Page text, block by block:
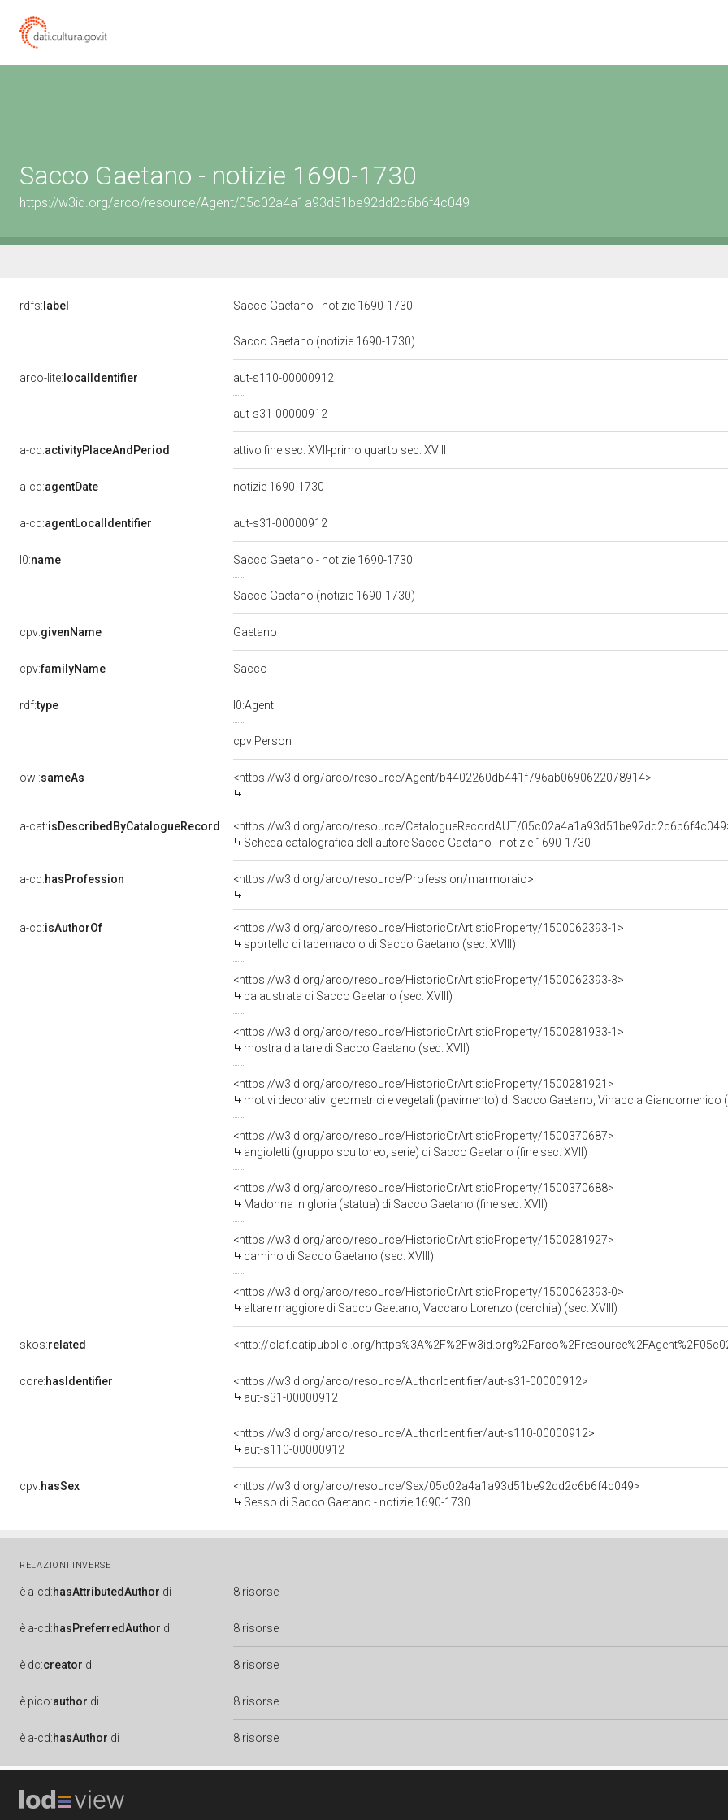
Sacco Gaetano - notizie 1690-1730
https://w3id.org/arco/resource/Agent/05c02a4a1a93d51be92dd2c6b6f4c049
rdfs: label Sacco Gaetano - notizie 1690-1730
Sacco Gaetano (notizie 1690-1730)
arco-lite: localIdentifier aut-s110-00000912
aut-s31-00000912
a-cd:activityPlaceAndPeriod attivo fine sec. XVII-primo quarto sec. XVIII
a-cd:agentDate notizie 1690-1730
a-cd:agentLocalIdentifier aut-s31-00000912
l0:name Sacco Gaetano - notizie 1690-1730
Sacco Gaetano (notizie 1690-1730)
cpv:givenName Gaetano
cpv:familyName Sacco
rdf:type l0:Agent
cpv:Person
owl:sameAs <https://w3id.org/arco/resource/Agent/b4402260db441f796ab0690622078914>
a-cat:isDescribedByCatalogueRecord
<https://w3id.org/arco/resource/CatalogueRecordAUT/
Scheda catalografica dell autore Sacco Gaetano - notizie 1690-1730
a-cd:hasProfession <https://w3id.org/arco/resource/Profession/marmoraio>
a-cd:isAuthorOf
<https://w3id.org/arco/resource/HistoricOrArtisticProperty/1500062393-1>
sportello di tabernacolo di Sacco Gaetano (sec. XVIII)
<https://w3id.org/arco/resource/HistoricOrArtisticProperty/1500062393-3>
balaustrata di Sacco Gaetano (sec. XVIII)
<https://w3id.org/arco/resource/HistoricOrArtisticProperty/1500281933-1>
mostra d'altare di Sacco Gaetano (sec. XVII)
<https://w3id.org/arco/resource/HistoricOrArtisticProperty/1500281921>
motivi decorativi geometrici e vegetali (pavimento) di Sacco Gaetano, Vinaccia Giandomenico
<https://w3id.org/arco/resource/HistoricOrArtisticProperty/1500370687>
angioletti (gruppo scultoreo, serie) di Sacco Gaetano (fine sec. XVII)
<https://w3id.org/arco/resource/HistoricOrArtisticProperty/1500370688>
Madonna in gloria (statua) di Sacco Gaetano (fine sec. XVII)
<https://w3id.org/arco/resource/HistoricOrArtisticProperty/1500281927>
camino di Sacco Gaetano (sec. XVIII)
<https://w3id.org/arco/resource/HistoricOrArtisticProperty/1500062393-0>
altare maggiore di Sacco Gaetano, Vaccaro Lorenzo (cerchia) (sec. XVIII)
skos:related
core:hasIdentifier
<https://w3id.org/arco/resource/AuthorIdentifier/aut-s31-00000912>
aut-s31-00000912
<https://w3id.org/arco/resource/AuthorIdentifier/aut-s110-00000912>
aut-s110-00000912
cpv:hasSex
<https://w3id.org/arco/resource/Sex/05c02a4a1a93d51be92dd2c6b6f4c049>
Sesso di Sacco Gaetano - notizie 1690-1730
RELAZIONI INVERSE
è a-cd:hasAttributedAuthor di 8 risorse
è a-cd:hasPreferredAuthor di 8 risorse
è dc:creator di 8 risorse
è pico:author di 8 risorse
è a-cd:hasAuthor di 8 risorse